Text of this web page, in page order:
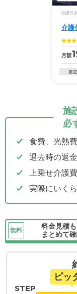
介護付
介護
月額
自立
施
必
食費、光熱
退去時の返
上乗せ介護
実際にいく
無料
料金見積
まとめて
ピッ
STEP